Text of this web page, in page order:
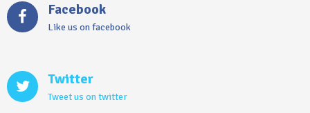
Facebook
Like us on facebook
Twitter
Tweet us on twitter